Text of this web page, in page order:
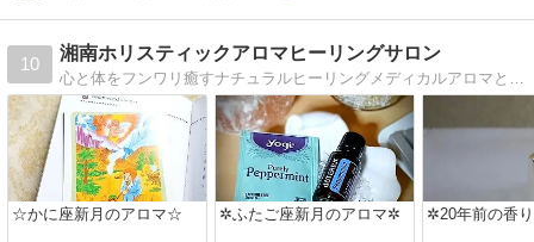
10
湘南ホリスティックアロマヒーリングサロン
心と体をフンワリ癒すナチュラルヒーリングメディカルアロマと自然療法でホリスティックに癒します
☆かに座新月のアロマ☆ ✲ふたご座新月のアロマ✲ ✲20年前の香